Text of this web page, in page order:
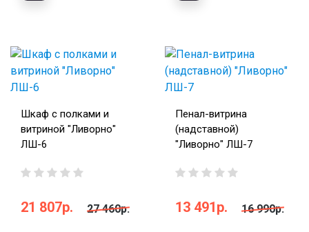
Шкаф с полками и
витриной "Ливорно"
ЛШ-6
21 807р. 27 460р.
Пенал-витрина
(надставной)
"Ливорно" ЛШ-7
13 491р. 16 990р.